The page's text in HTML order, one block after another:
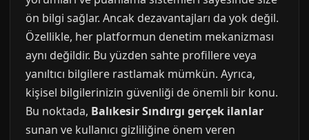
ön bilgi sağlar. Ancak dezavantajları da yok değil.
Özellikle, her platformun denetim mekanizması
aynı değildir. Bu yüzden sahte profillere veya
yanıltıcı bilgilere rastlamak mümkün. Ayrıca,
kişisel bilgilerinizin güvenliği de önemli bir konu.
Bu noktada, Balıkesir Sındırgı gerçek ilanlar
sunan ve kullanıcı gizliliğine önem veren